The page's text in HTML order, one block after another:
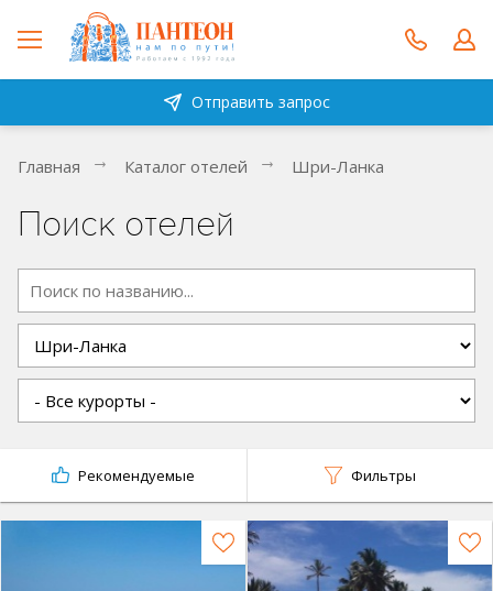
Отправить запрос
Главная Каталог отелей Шри-Ланка
Поиск отелей
Рекомендуемые Фильтры